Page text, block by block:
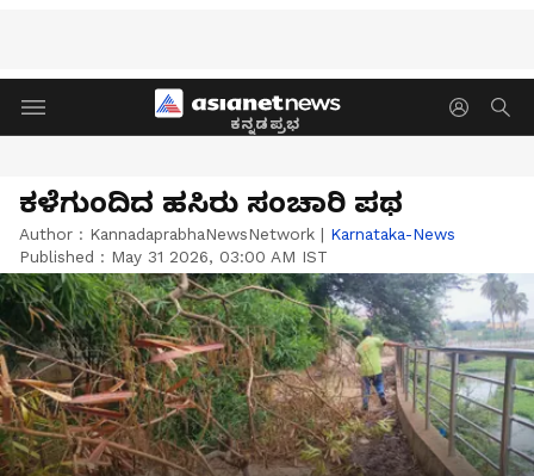
ಕನ್ನಡಪ್ರಭ
ಕಳೆಗುಂದಿದ ಹಸಿರು ಸಂಚಾರಿ ಪಥ
Author : KannadaprabhaNewsNetwork | Karnataka-News
Published : May 31 2026, 03:00 AM IST